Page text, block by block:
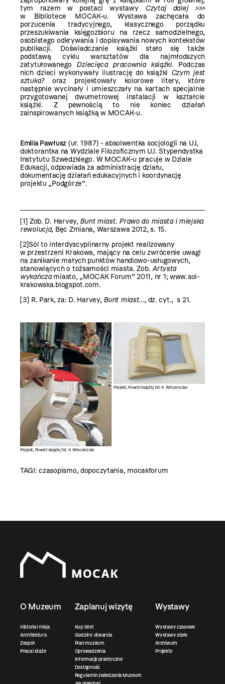
tym razem w postaci wystawy Czytaj dalej >>>
w Bibliotece MOCAK-u. Wystawa zachęcała do
porzucenia tradycyjnego, klasycznego porządku
przeszukiwania księgozbioru na rzecz samodzielnego,
osobistego odkrywania i dopisywania nowych kontekstów
publikacji. Doświadczanie książki stało się także
podstawą cyklu warsztatów dla najmłodszych
zatytułowanego Dziecięca pracownia książki. Podczas
nich dzieci wykonywały ilustrację do książki Czym jest
sztuka?oraz projektowały kolorowe litery, które
następnie wycinały i umieszczały na kartach specjalnie
przygotowanej dwumetrowej instalacji w kształcie
książki. Z pewnością to nie koniec działań
zainspirowanych książką w MOCAK-u.
Emilia Pawłusz (ur. 1987) - absolwentka socjologii na UJ,
doktorantka na Wydziale Filozoficznym UJ. Stypendystka
Instytutu Szwedzkiego. W MOCAK-u pracuje w Dziale
Edukacji, odpowiada za administrację działu,
dokumentację działań edukacyjnych i koordynację
projektu „Podgórze”.
[1] Zob. D. Harvey, Bunt miast. Prawo do miasta i miejska
rewolucja, Bęc Zmiana, Warszawa 2012, s. 15.
[2]Sól to interdyscyplinarny projekt realizowany
w przestrzeni Krakowa, mający na celu zwrócenie uwagi
na zanikanie małych punktów handlowo-usługowych,
stanowiących o tożsamości miasta. Zob. Artysta
wykańczamiasto, „MOCAK Forum” 2011, nr 1; www.sol-
krakowska.blogspot.com.
[3] R. Park, za: D. Harvey, Bunt miast…, dz. cyt., s 21.
Projekt, Powrót książki, fot. K. Wincenciak
Projekt, Powrót książki, fot. K. Wincenciak
TAGI:czasopismo, dopoczytania, mocakforum
O Muzeum
Historia i misja
Architektura
Zespół
Praca i staże
Zaplanuj wizytę
Kup bilet
Godziny otwarcia
Plan muzeum
Oprowadzenia
Informacje praktyczne
Dostępność
Regulamin zwiedzania Muzeum
Wystawy
Wystawy czasowe
Wystawy stałe
Archiwum
Projekty